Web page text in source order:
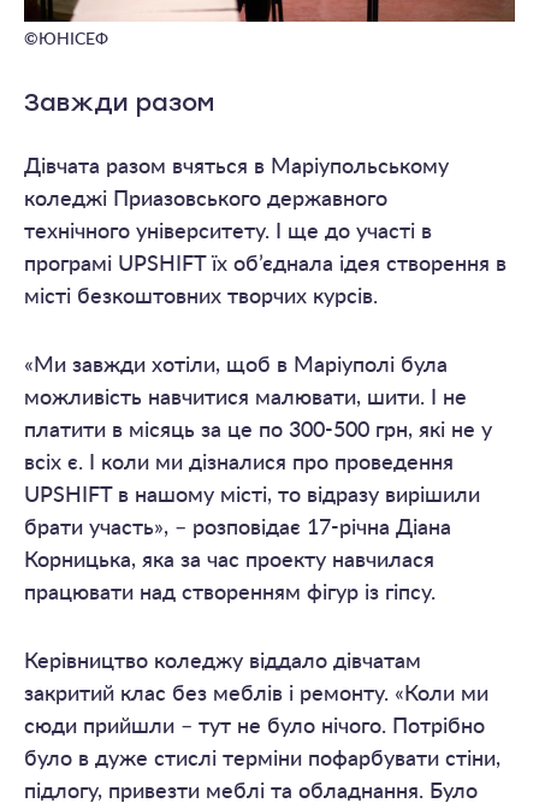
© ЮНІСЕФ
Завжди разом
Дівчата разом вчяться в Маріупольському
коледжі Приазовського державного
технічного університету. І ще до участі в
програмі UPSHIFT їх об’єднала ідея створення в
місті безкоштовних творчих курсів.
«Ми завжди хотіли, щоб в Маріуполі була
можливість навчитися малювати, шити. І не
платити в місяць за це по 300-500 грн, які не у
всіх є. І коли ми дізналися про проведення
UPSHIFT в нашому місті, то відразу вирішили
брати участь», – розповідає 17-річна Діана
Корницька, яка за час проекту навчилася
працювати над створенням фігур із гіпсу.
Керівництво коледжу віддало дівчатам
закритий клас без меблів і ремонту. «Коли ми
сюди прийшли – тут не було нічого. Потрібно
було в дуже стислі терміни пофарбувати стіни,
підлогу, привезти меблі та обладнання. Було